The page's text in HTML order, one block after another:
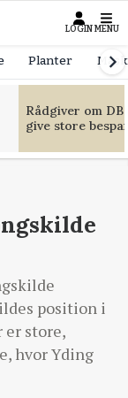
LOGIN MENU
Planter
Rådgiver om
give store
position i
er store,
hvor Yding